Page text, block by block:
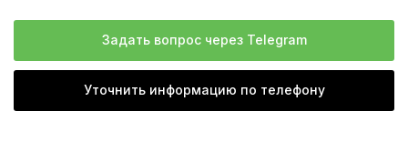
Задать вопрос через Telegram
Уточнить информацию по телефону